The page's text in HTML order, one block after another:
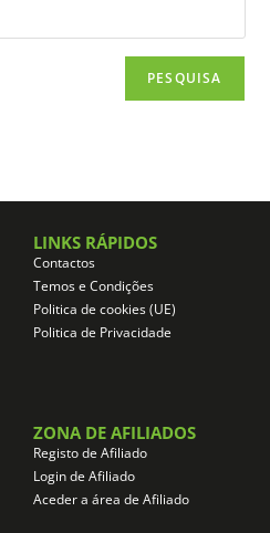
PESQUISA
LINKS RÁPIDOS
Contactos
Temos e Condições
Politica de cookies (UE)
Politica de Privacidade
ZONA DE AFILIADOS
Registo de Afiliado
Login de Afiliado
Aceder a área de Afiliado